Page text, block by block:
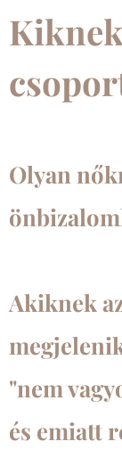
Olyan
Akiknek
"nem
és emiatt